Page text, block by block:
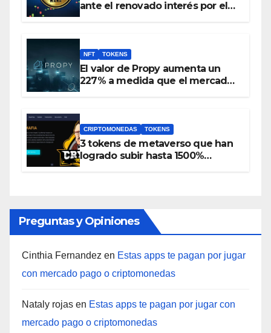
ante el renovado interés por el
NFT TOKENS
El valor de Propy aumenta un
227% a medida que el mercado
CRIPTOMONEDAS TOKENS
3 tokens de metaverso que han
logrado subir hasta 1500%
Preguntas y Opiniones
Cinthia Fernandez en Estas apps te pagan por jugar
con mercado pago o criptomonedas
Nataly rojas en Estas apps te pagan por jugar con
mercado pago o criptomonedas